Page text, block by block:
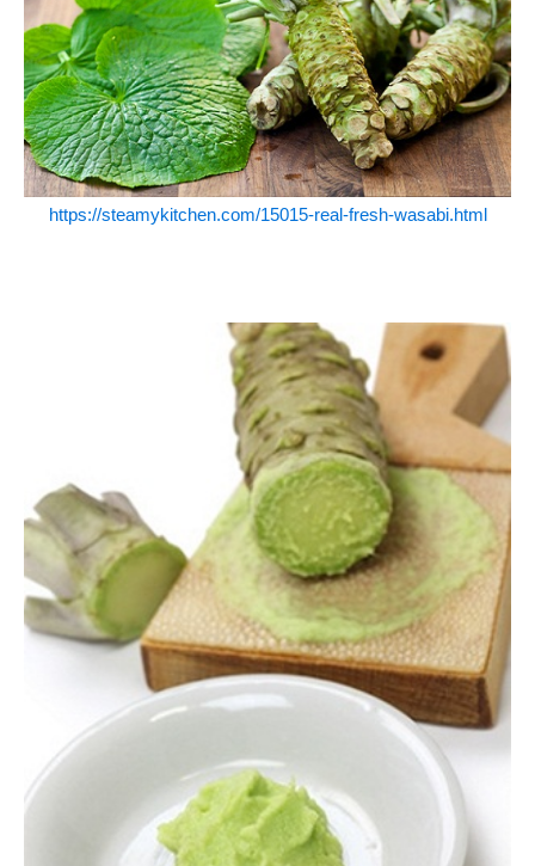
https://steamykitchen.com/15015-real-fresh-wasabi.html